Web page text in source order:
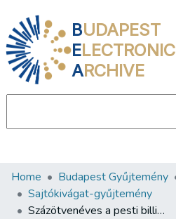
BUDAPEST
ELECTRONIC
ARCHIVE
Communities & Collections
All of DSpace
Home Budapest Gyűjtemény
Sajtókivágat-gyűjtemény
Százötvenéves a pesti billiárd!